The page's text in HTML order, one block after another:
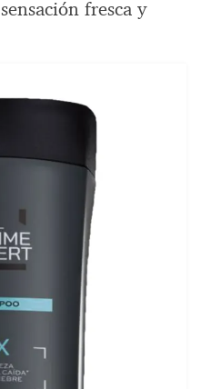
fresca y